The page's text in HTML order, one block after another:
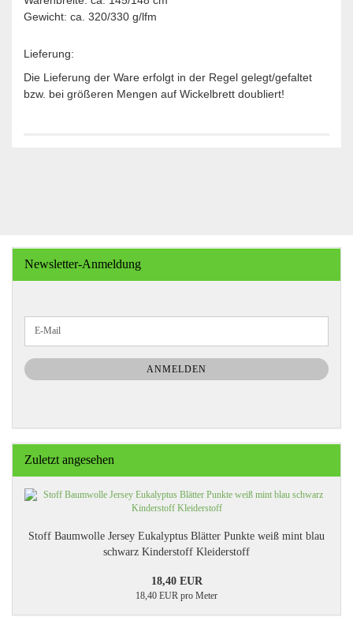
Gewicht: ca. 320/330 g/lfm
Lieferung:
Die Lieferung der Ware erfolgt in der Regel gelegt/gefaltet
bzw. bei größeren Mengen auf Wickelbrett doubliert!
Newsletter-Anmeldung
ZUR
NEWSLETTER-
ANMELDUNG
E-
ANMELDEN
Zuletzt angesehen
Stoff Baumwolle Jersey Eukalyptus Blätter Punkte weiß mint blau
schwarz Kinderstoff Kleiderstoff
18,40 EUR
18,40 EUR pro Meter